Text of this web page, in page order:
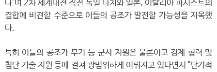
다"며 2차 세계대전 직전 독일 나치와 일본, 이탈리아 파시스트의
결합에 비견할 수준으로 이들의 공조가 발전할 가능성을 지목했
다.
특히 이들의 공조가 무기 등 군사 지원은 물론이고 경제 협력 및
첨단 기술 지원 등에 걸쳐 광범위하게 이뤄지고 있다면서 "단기적